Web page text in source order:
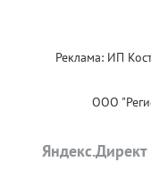
Реклама: ИП
ООО
Яндекс.Директ